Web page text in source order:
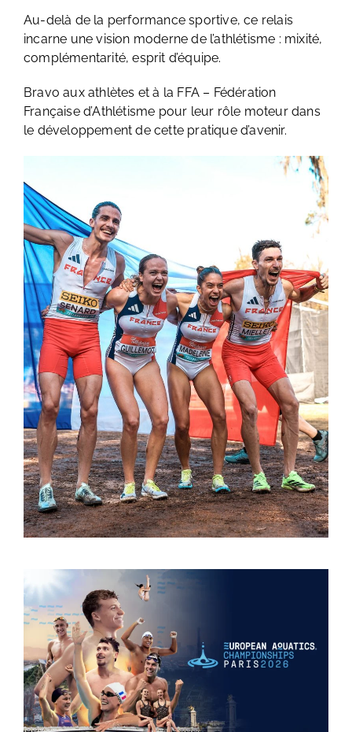
Au-delà de la performance sportive, ce relais
incarne une vision moderne de l’athlétisme : mixité,
complémentarité, esprit d’équipe.
Bravo aux athlètes et à la FFA – Fédération
Française d’Athlétisme pour leur rôle moteur dans
le développement de cette pratique d’avenir.